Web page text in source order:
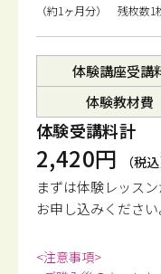
（約1ヶ月分） 残枚数1
体験講座受講
体験教材費
体験受講料計
2,420円 （税込
まずは体験レッス
お申し込みください
<注意事項>